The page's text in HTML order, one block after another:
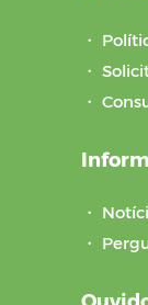
・
・
・
・
・